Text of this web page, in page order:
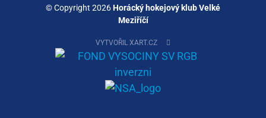
© Copyright 2026Horácký hokejový klub Velké
Meziříčí
VYTVOŘIL XART.CZ